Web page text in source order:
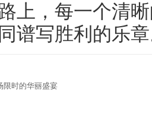
上，每一个清
谱写胜利的乐
限时的华丽盛宴